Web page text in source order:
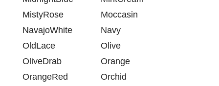
MistyRose
Moccasin
NavajoWhite
Navy
OldLace
Olive
OliveDrab
Orange
OrangeRed
Orchid